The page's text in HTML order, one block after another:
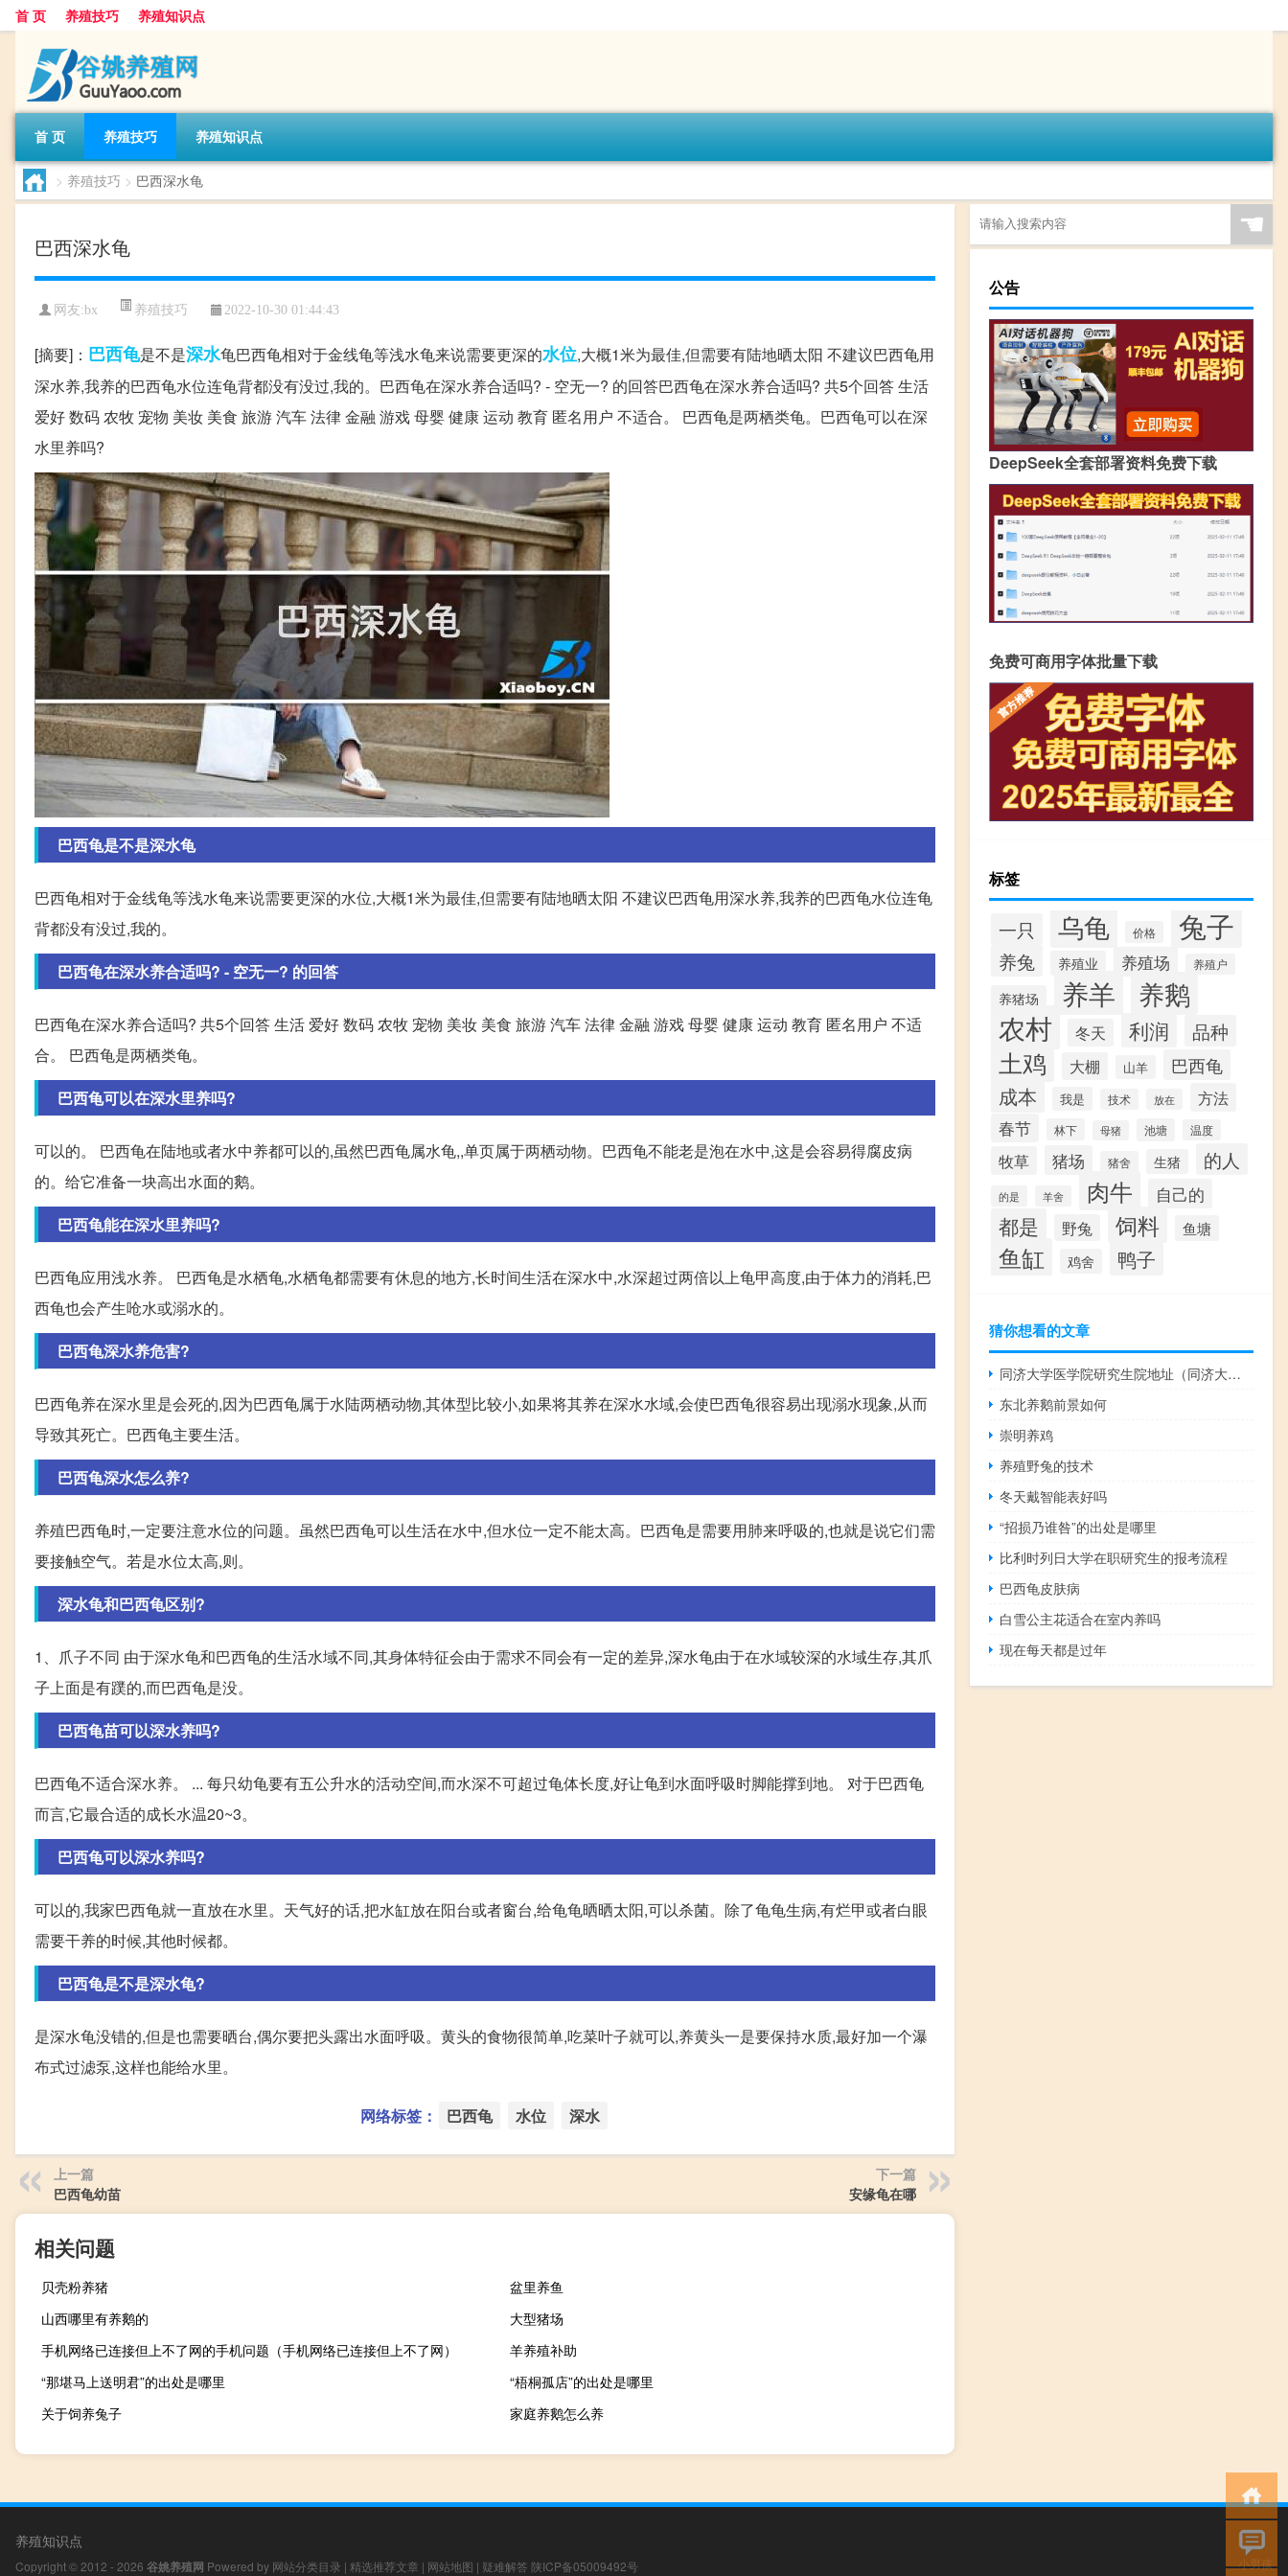
首 页 养殖技巧 养殖知识点
首 页 养殖技巧 养殖知识点
> 养殖技巧 > 巴西深水龟
巴西深水龟
网友:bx 养殖技巧 2022-10-30 01:44:43
[摘要]： 巴西龟是不是深水龟巴西龟相对于金线龟等浅水龟来说需要更深的水位,大概1米为最佳,但需要有陆地晒太阳 不建议巴西龟用
深水养,我养的巴西龟水位连龟背都没有没过,我的。巴西龟在深水养合适吗? - 空无一? 的回答巴西龟在深水养合适吗? 共5个回答 生活
爱好 数码 农牧 宠物 美妆 美食 旅游 汽车 法律 金融 游戏 母婴 健康 运动 教育 匿名用户 不适合。 巴西龟是两栖类龟。巴西龟可以在深
水里养吗?
巴西龟是不是深水龟
巴西龟相对于金线龟等浅水龟来说需要更深的水位,大概1米为最佳,但需要有陆地晒太阳 不建议巴西龟用深水养,我养的巴西龟水位连龟
背都没有没过,我的。
巴西龟在深水养合适吗? - 空无一? 的回答
巴西龟在深水养合适吗? 共5个回答 生活 爱好 数码 农牧 宠物 美妆 美食 旅游 汽车 法律 金融 游戏 母婴 健康 运动 教育 匿名用户 不适
合。 巴西龟是两栖类龟。
巴西龟可以在深水里养吗?
可以的。 巴西龟在陆地或者水中养都可以的,虽然巴西龟属水龟,,单页属于两栖动物。巴西龟不能老是泡在水中,这是会容易得腐皮病
的。给它准备一块高出水面的鹅。
巴西龟能在深水里养吗?
巴西龟应用浅水养。 巴西龟是水栖龟,水栖龟都需要有休息的地方,长时间生活在深水中,水深超过两倍以上龟甲高度,由于体力的消耗,巴
西龟也会产生呛水或溺水的。
巴西龟深水养危害?
巴西龟养在深水里是会死的,因为巴西龟属于水陆两栖动物,其体型比较小,如果将其养在深水水域,会使巴西龟很容易出现溺水现象,从而
导致其死亡。巴西龟主要生活。
巴西龟深水怎么养?
养殖巴西龟时,一定要注意水位的问题。虽然巴西龟可以生活在水中,但水位一定不能太高。巴西龟是需要用肺来呼吸的,也就是说它们需
要接触空气。若是水位太高,则。
深水龟和巴西龟区别?
1、爪子不同 由于深水龟和巴西龟的生活水域不同,其身体特征会由于需求不同会有一定的差异,深水龟由于在水域较深的水域生存,其爪
子上面是有蹼的,而巴西龟是没。
巴西龟苗可以深水养吗?
巴西龟不适合深水养。 ... 每只幼龟要有五公升水的活动空间,而水深不可超过龟体长度,好让龟到水面呼吸时脚能撑到地。 对于巴西龟
而言,它最合适的成长水温20~3。
巴西龟可以深水养吗?
可以的,我家巴西龟就一直放在水里。天气好的话,把水缸放在阳台或者窗台,给龟龟晒晒太阳,可以杀菌。除了龟龟生病,有烂甲或者白眼
需要干养的时候,其他时候都。
巴西龟是不是深水龟?
是深水龟没错的,但是也需要晒台,偶尔要把头露出水面呼吸。黄头的食物很简单,吃菜叶子就可以,养黄头一是要保持水质,最好加一个瀑
布式过滤泵,这样也能给水里。
网络标签： 巴西龟 水位 深水
上一篇
巴西龟幼苗
下一篇
安缘龟在哪
相关问题
贝壳粉养猪
盆里养鱼
山西哪里有养鹅的
大型猪场
手机网络已连接但上不了网的手机问题（手机网络已连接但上不了网）
羊养殖补助
“那堪马上送明君”的出处是哪里
“梧桐孤店”的出处是哪里
关于饲养兔子
家庭养鹅怎么养
☚
公告
DeepSeek全套部署资料免费下载
免费可商用字体批量下载
标签
一只 乌龟 价格 兔子
养兔 养殖业 养殖场 养殖户
养猪场 养羊 养鹅
农村 冬天 利润 品种
土鸡 大棚 山羊 巴西龟
成本 我是 技术 放在
方法
春节
林下 母猪 池塘 温度
牧草 猪场 猪舍 生猪 的人
的是 羊舍 肉牛 自己的
都是 野兔 饲料 鱼塘
鱼缸 鸡舍 鸭子
猜你想看的文章
同济大学医学院研究生院地址（同济大学医学院研究生院）
东北养鹅前景如何
崇明养鸡
养殖野兔的技术
冬天戴智能表好吗
“招损乃谁咎”的出处是哪里
比利时列日大学在职研究生的报考流程
巴西龟皮肤病
白雪公主花适合在室内养吗
现在每天都是过年
养殖知识点
Copyright © 2012 - 2026 谷姚养殖网 Powered by 网站分类目录 | 精选推荐文章 | 网站地图 | 疑难解答 陕ICP备05009492号 小男孩